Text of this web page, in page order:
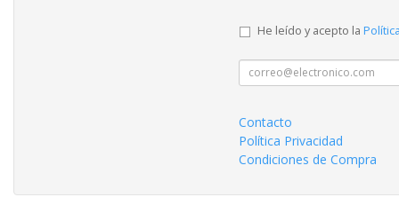
He leído y acepto la
Contacto
Política Privacidad
Condiciones de Compra